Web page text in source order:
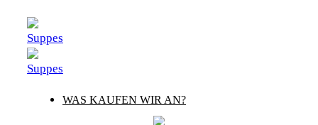
Zum
Inhalt
springen
WAS KAUFEN WIR AN?